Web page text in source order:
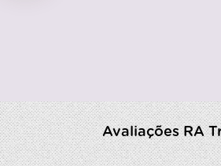
Avaliações RA